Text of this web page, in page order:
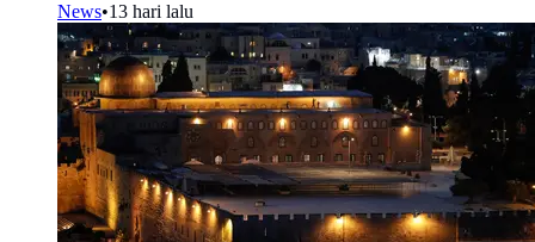
News•13 hari lalu